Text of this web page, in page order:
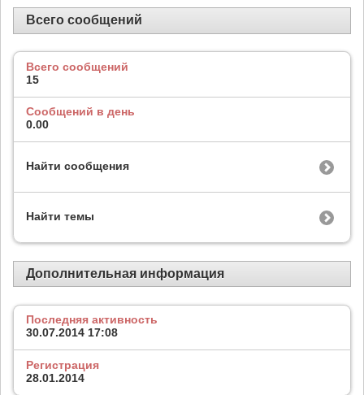
Всего сообщений
Всего сообщений
15
Сообщений в день
0.00
Найти сообщения
Найти темы
Дополнительная информация
Последняя активность
30.07.2014 17:08
Регистрация
28.01.2014